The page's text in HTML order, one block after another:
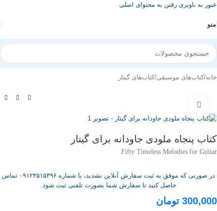
عبور به ناوبری رفتن به محتوای اصلی
منو
خانه/کتاب‌های موسیقی/کتاب‌های گیتار
کتاب پنجاه ملودی جاودانه برای گیتار
Fifty Timeless Melodies for Guitar
در صورتی که موفق به ثبت سفارش آنلاین نشدید، با شماره ۰۹۱۲۴۵۱۵۳۹۶ تماس
حاصل کنید تا سفارش شما بصورت تلفنی ثبت شود.
300,000 تومان